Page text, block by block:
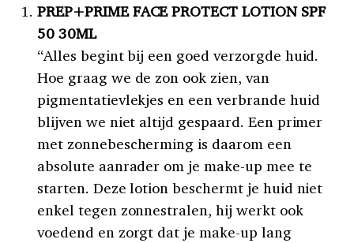
PREP+PRIME FACE PROTECT LOTION SPF
50 30ML
“Alles begint bij een goed verzorgde huid.
Hoe graag we de zon ook zien, van
pigmentatievlekjes en een verbrande huid
blijven we niet altijd gespaard. Een primer
met zonnebescherming is daarom een
absolute aanrader om je make-up mee te
starten. Deze lotion beschermt je huid niet
enkel tegen zonnestralen, hij werkt ook
voedend en zorgt dat je make-up lang